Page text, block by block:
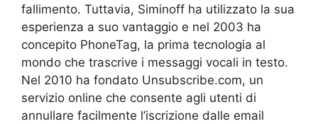
fallimento. Tuttavia, Siminoff ha utilizzato la sua
esperienza a suo vantaggio e nel 2003 ha
concepito PhoneTag, la prima tecnologia al
mondo che trascrive i messaggi vocali in testo.
Nel 2010 ha fondato Unsubscribe.com, un
servizio online che consente agli utenti di
annullare facilmente l’iscrizione dalle email